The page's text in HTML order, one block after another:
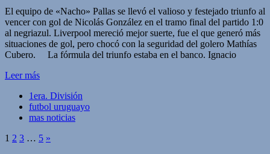
Compartir
El equipo de «Nacho» Pallas se llevó el valioso y festejado triunfo al
vencer con gol de Nicolás González en el tramo final del partido 1:0
al negriazul. Liverpool mereció mejor suerte, fue el que generó más
situaciones de gol, pero chocó con la seguridad del golero Mathías
Cubero. La fórmula del triunfo estaba en el banco. Ignacio
Leer más
1era. División
futbol uruguayo
mas noticias
1 2 3 … 5 »